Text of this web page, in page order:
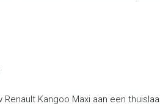
Kangoo Maxi aan een